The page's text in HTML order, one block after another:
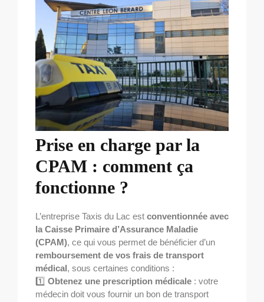
Prise en charge par la
CPAM : comment ça
fonctionne ?
L’entreprise Taxis du Lac est conventionnée avec
la Caisse Primaire d’Assurance Maladie
(CPAM), ce qui vous permet de bénéficier d’un
remboursement de vos frais de transport
médical, sous certaines conditions :
1️⃣ Obtenez une prescription médicale : votre
médecin doit vous fournir un bon de transport